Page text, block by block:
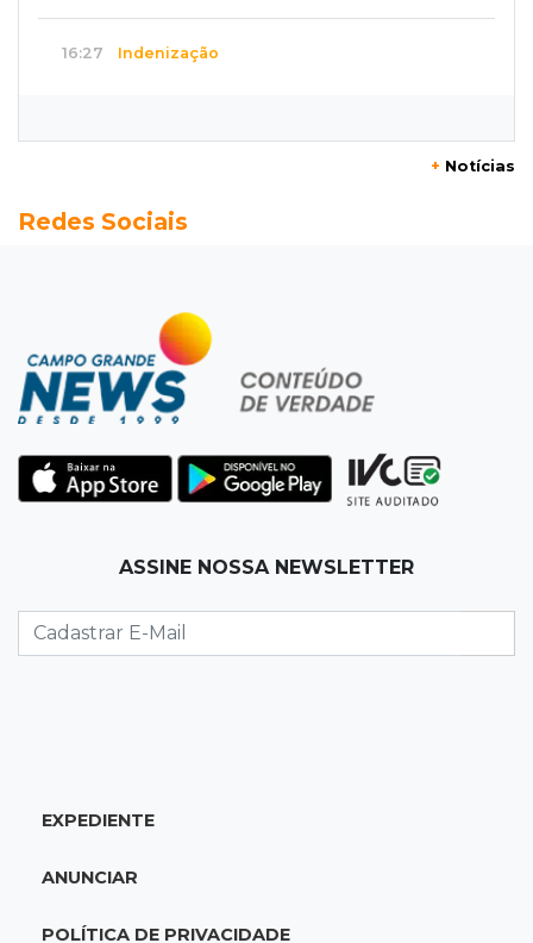
16:27 Indenização
Prefeitura firma contrato de R$ 25 milhões
Crime em maio
Assassino é preso saindo armado de padaria
no Taveirópolis
Justiça suspende expediente por dois dias e
só volta na próxima quarta
Vídeo
e morre a caminho do hospital
15:28Curso de Linguagens
ensinarem português a estrangeiros
+ Notícias
Redes Sociais
ASSINE NOSSA NEWSLETTER
EXPEDIENTE
ANUNCIAR
POLÍTICA DE PRIVACIDADE